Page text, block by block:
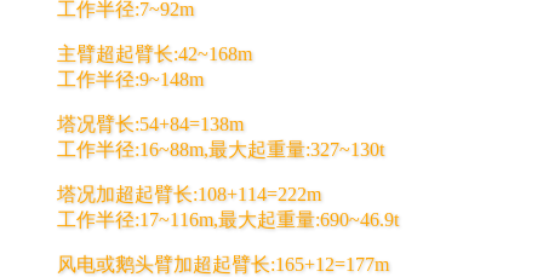
工作半径:7~92m
主臂超起臂长:42~168m
工作半径:9~148m
塔况臂长:54+84=138m
工作半径:16~88m,最大起重量:327~130t
塔况加超起臂长:108+114=222m
工作半径:17~116m,最大起重量:690~46.9t
风电或鹅头臂加超起臂长:165+12=177m